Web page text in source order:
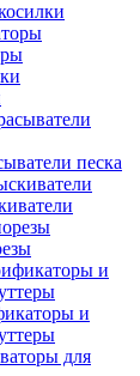
песка
и